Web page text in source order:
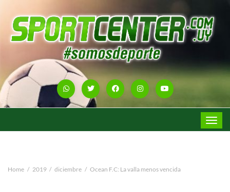
Toggle
Home 2019 diciembre Ocean F.C: La valla menos vencida